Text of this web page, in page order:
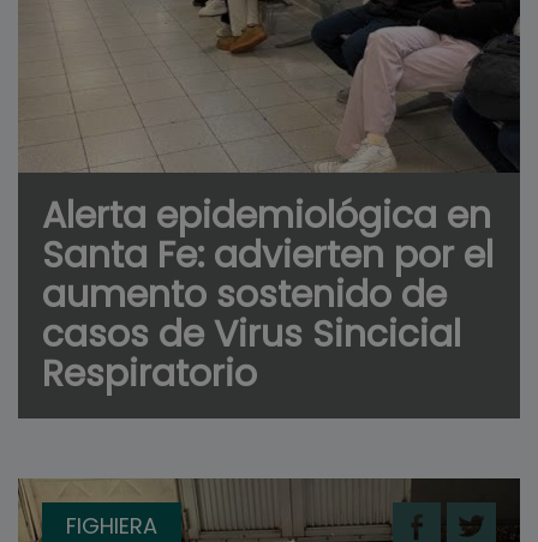
Alerta epidemiológica en
Santa Fe: advierten por el
aumento sostenido de
casos de Virus Sincicial
Respiratorio
FIGHIERA